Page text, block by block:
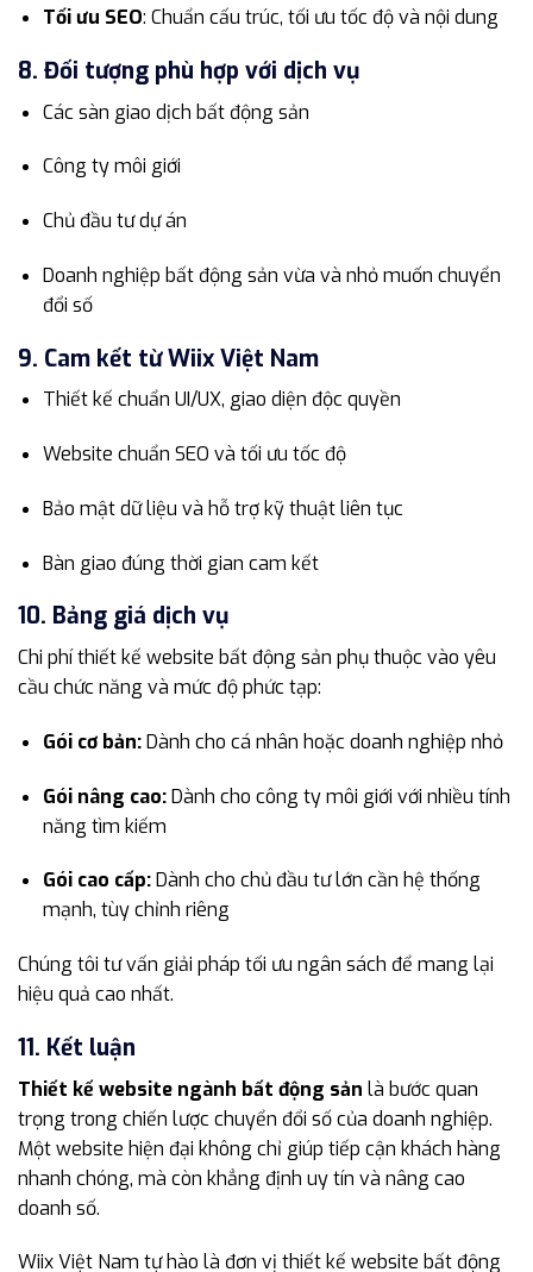
Tối ưu SEO: Chuẩn cấu trúc, tối ưu tốc độ và nội dung
8. Đối tượng phù hợp với dịch vụ
Các sàn giao dịch bất động sản
Công ty môi giới
Chủ đầu tư dự án
Doanh nghiệp bất động sản vừa và nhỏ muốn chuyển
đổi số
9. Cam kết từ Wiix Việt Nam
Thiết kế chuẩn UI/UX, giao diện độc quyền
Website chuẩn SEO và tối ưu tốc độ
Bảo mật dữ liệu và hỗ trợ kỹ thuật liên tục
Bàn giao đúng thời gian cam kết
10. Bảng giá dịch vụ
Chi phí thiết kế website bất động sản phụ thuộc vào yêu
cầu chức năng và mức độ phức tạp:
Gói cơ bản:Dành cho cá nhân hoặc doanh nghiệp nhỏ
Gói nâng cao:Dành cho công ty môi giới với nhiều tính
năng tìm kiếm
Gói cao cấp:Dành cho chủ đầu tư lớn cần hệ thống
mạnh, tùy chỉnh riêng
Chúng tôi tư vấn giải pháp tối ưu ngân sách để mang lại
hiệu quả cao nhất.
11. Kết luận
Thiết kế website ngành bất động sản là bước quan
trọng trong chiến lược chuyển đổi số của doanh nghiệp.
Một website hiện đại không chỉ giúp tiếp cận khách hàng
nhanh chóng, mà còn khẳng định uy tín và nâng cao
doanh số.
Wiix Việt Nam tự hào là đơn vị thiết kế website bất động